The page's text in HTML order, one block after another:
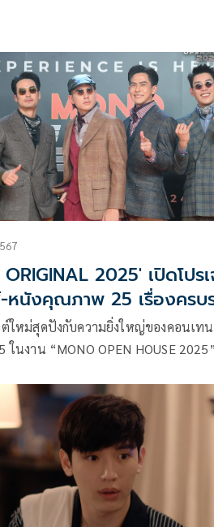
2025' เปิดโปร
หนังคุณภาพ 25 เรื่องครบ
ต์ใหม่สุดปังกับความยิ่งใหญ่ของคอนเท
นงาน “MONO OPEN HOUSE 2025”
หลัก ได้แก่ “สถานีโทรทัศน์ช่อง